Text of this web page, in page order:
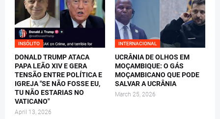
INSÓLITO
DONALD TRUMP ATACA
PAPA LEÃO XIV E GERA
TENSÃO ENTRE POLÍTICA E
IGREJA "SE NÃO FOSSE EU,
TU NÃO ESTARIAS NO
VATICANO"
April 13, 2026
INTERNACIONAL
UCRÂNIA DE OLHOS EM
MOÇAMBIQUE: O GÁS
MOÇAMBICANO QUE PODE
SALVAR A UCRÂNIA
March 25, 2026